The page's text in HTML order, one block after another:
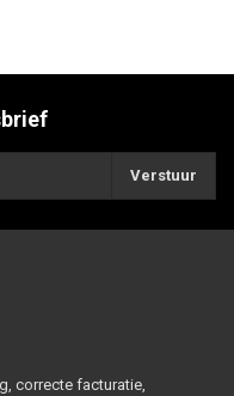
Verstuur
correcte facturatie,